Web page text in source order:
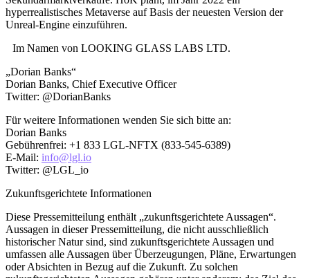
hyperrealistisches Metaverse auf Basis der neuesten Version der
Unreal-Engine einzuführen.
Im Namen von LOOKING GLASS LABS LTD.
„Dorian Banks“
Dorian Banks, Chief Executive Officer
Twitter: @DorianBanks
Für weitere Informationen wenden Sie sich bitte an:
Dorian Banks
Gebührenfrei: +1 833 LGL-NFTX (833-545-6389)
E-Mail: info@lgl.io
Twitter: @LGL_io
Zukunftsgerichtete Informationen
Diese Pressemitteilung enthält „zukunftsgerichtete Aussagen“.
Aussagen in dieser Pressemitteilung, die nicht ausschließlich
historischer Natur sind, sind zukunftsgerichtete Aussagen und
umfassen alle Aussagen über Überzeugungen, Pläne, Erwartungen
oder Absichten in Bezug auf die Zukunft. Zu solchen